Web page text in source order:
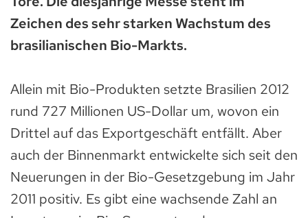
Zeichen des sehr starken Wachstum des
brasilianischen Bio-Markts.
Allein mit Bio-Produkten setzte Brasilien 2012
rund 727 Millionen US-Dollar um, wovon ein
Drittel auf das Exportgeschäft entfällt. Aber
auch der Binnenmarkt entwickelte sich seit den
Neuerungen in der Bio-Gesetzgebung im Jahr
2011 positiv. Es gibt eine wachsende Zahl an